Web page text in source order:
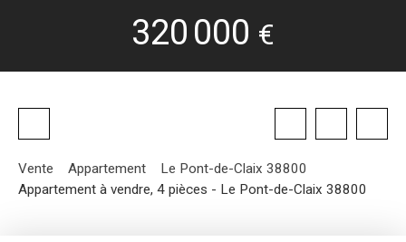
320 000 €
Vente Appartement
Le Pont-de-Claix 38800
Appartement à vendre, 4 pièces - Le Pont-de-Claix 38800